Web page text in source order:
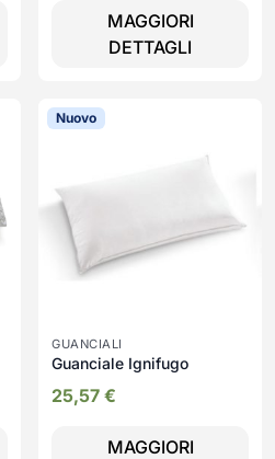
MAGGIORI
DETTAGLI
Nuovo
GUANCIALI
Guanciale Ignifugo
25,57 €
MAGGIORI